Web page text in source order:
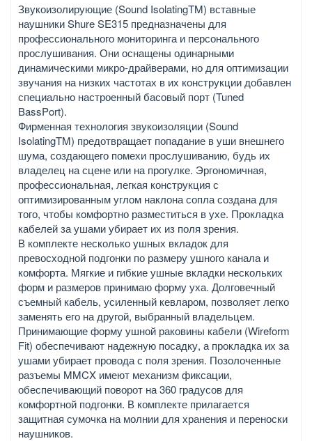
Звукоизолирующие (Sound IsolatingTM) вставные
наушники Shure SE315 предназначены для
профессионального мониторинга и персонального
прослушивания. Они оснащены одинарными
динамическими микро-драйверами, но для оптимизации
звучания на низких частотах в их конструкции добавлен
специально настроенный басовый порт (Tuned
BassPort).
Фирменная технология звукоизоляции (Sound
IsolatingTM) предотвращает попадание в уши внешнего
шума, создающего помехи прослушиванию, будь их
владелец на сцене или на прогулке. Эргономичная,
профессиональная, легкая конструкция с
оптимизированным углом наклона сопла создана для
того, чтобы комфортно разместиться в ухе. Прокладка
кабелей за ушами убирает их из поля зрения.
В комплекте несколько ушных вкладок для
превосходной подгонки по размеру ушного канала и
комфорта. Мягкие и гибкие ушные вкладки нескольких
форм и размеров принимаю форму уха. Долговечный
съемный кабель, усиленный кевларом, позволяет легко
заменять его на другой, выбранный владельцем.
Принимающие форму ушной раковины кабели (Wireform
Fit) обеспечивают надежную посадку, а прокладка их за
ушами убирает провода с поля зрения. Позолоченные
разъемы MMCX имеют механизм фиксации,
обеспечивающий поворот на 360 градусов для
комфортной подгонки. В комплекте прилагается
защитная сумочка на молнии для хранения и переноски
наушников.